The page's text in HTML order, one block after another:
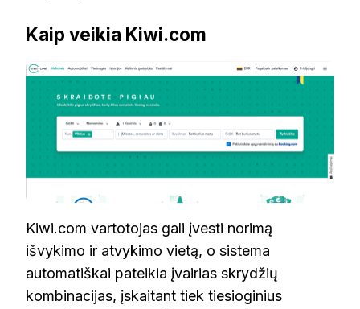
Kaip veikia Kiwi.com
Kiwi.com vartotojas gali įvesti norimą
išvykimo ir atvykimo vietą, o sistema
automatiškai pateikia įvairias skrydžių
kombinacijas, įskaitant tiek tiesioginius